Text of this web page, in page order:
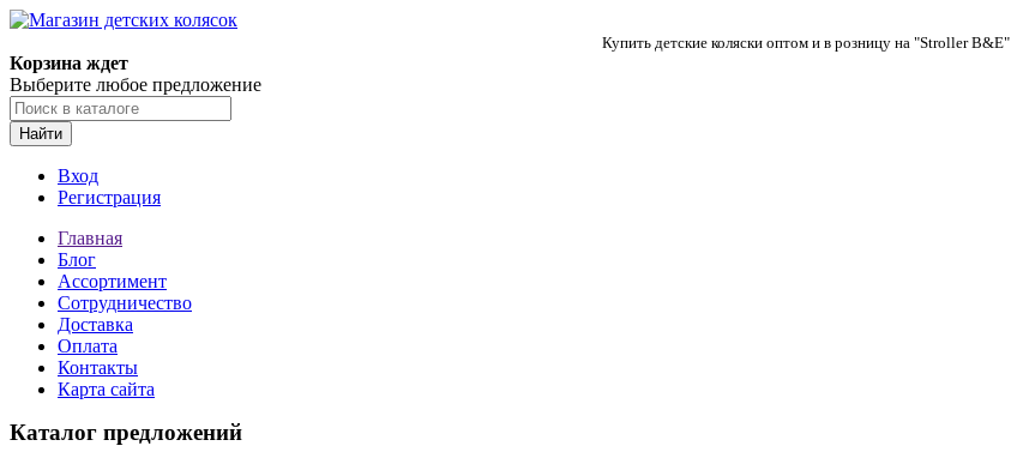
Купить детские коляски оптом и в розницу на "Stroller B&E"
Корзина ждет
Выберите любое предложение
Найти
Вход
Регистрация
Главная
Блог
Ассортимент
Сотрудничество
Доставка
Оплата
Контакты
Карта сайта
Каталог предложений